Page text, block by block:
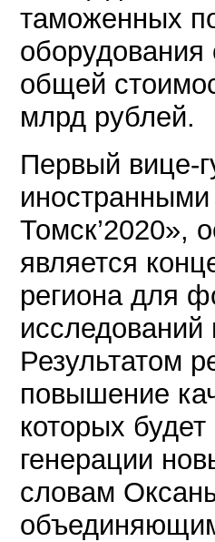
таможенных
общей
млрд рублей.
Первый вице-
Томск’2020»,
является
региона для
исследований
Результатом
повышение
которых
генерации
словам